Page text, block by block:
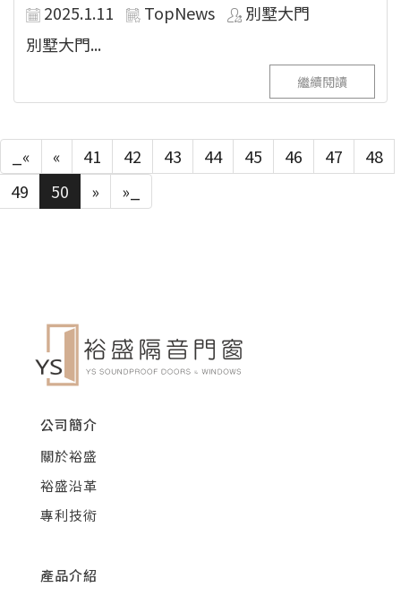
2025.1.11 TopNews
別墅大門
別墅大門...
繼續閱讀
_« « 41 42 43 44 45 46 47
48
49
50 » »_
公司簡介
關於裕盛
裕盛沿革
專利技術
產品介紹